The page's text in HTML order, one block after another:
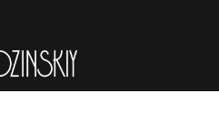
Iгор